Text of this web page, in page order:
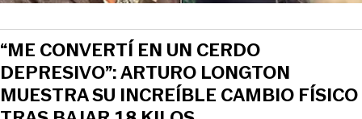
“ME CONVERTÍ EN UN CERDO
DEPRESIVO”: ARTURO LONGTON
MUESTRA SU INCREÍBLE CAMBIO FÍSICO